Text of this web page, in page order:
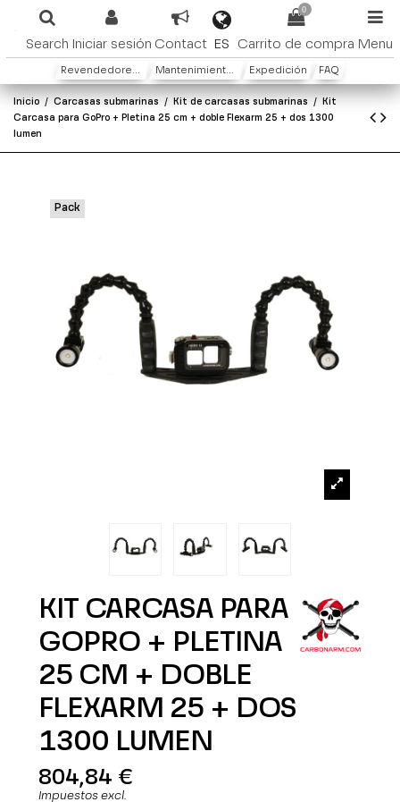
Search Iniciar sesión Contact ES
0
Carrito de compra Menu
Revendedores y distribuidores Mantenimiento y Garantìa Expedición FAQ
Inicio Carcasas submarinas Kit de carcasas submarinas
Kit
Carcasa para GoPro + Pletina 25 cm + doble Flexarm 25 + dos 1300
lumen
Pack
KIT CARCASA PARA
GOPRO + PLETINA
25 CM + DOBLE
FLEXARM 25 + DOS
1300 LUMEN
804,84 €
Impuestos excl.